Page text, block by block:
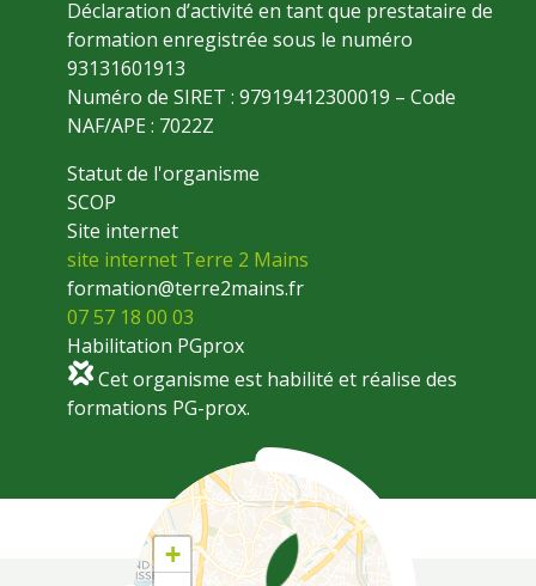
Déclaration d’activité en tant que prestataire de
formation enregistrée sous le numéro
93131601913
Numéro de SIRET : 97919412300019 – Code
NAF/APE : 7022Z
Statut de l'organisme
SCOP
Site internet
site internet Terre 2 Mains
formation@terre2mains.fr
07 57 18 00 03
Coordonnées
+
Habilitation PGprox
Cet organisme est habilité et réalise des
formations PG-prox.